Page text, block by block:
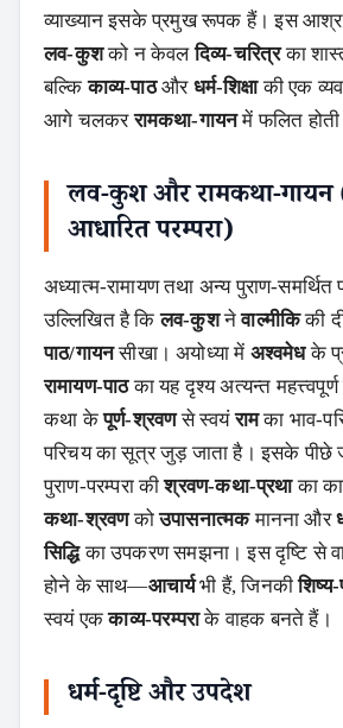
व्याख्यान इसके प्रमुख रूपक हैं। इस
लव-कुशको न केवलदिव्य-चरित्रका
बल्किकाव्य-पाठऔर धर्म-शिक्षाकी एक
आगे चलकररामकथा-गायनमें फलित होती
लव-कुश और रामकथा-गायन
आधारित परम्परा)
अध्यात्म-रामायण तथा अन्य पुराण-समर्थित
उल्लिखित है किलव-कुशनेवाल्मीकिकी
पाठ/गायनसीखा। अयोध्या में अश्वमेधके
रामायण-पाठका यह दृश्य अत्यन्त
कथा केपूर्ण-श्रवणसे स्वयंरामका भाव-
परिचय का सूत्र जुड़ जाता है। इसके पीछे
पुराण-परम्परा कीश्रवण-कथा-प्रथाका
कथा-श्रवणकोउपासनात्मकमानना और
सिद्धिका उपकरण समझना। इस दृष्टि से
होने के साथ—आचार्यभी हैं, जिनकीशिष्य-
स्वयं एककाव्य-परम्पराके वाहक बनते हैं।
धर्म-दृष्टि और उपदेश